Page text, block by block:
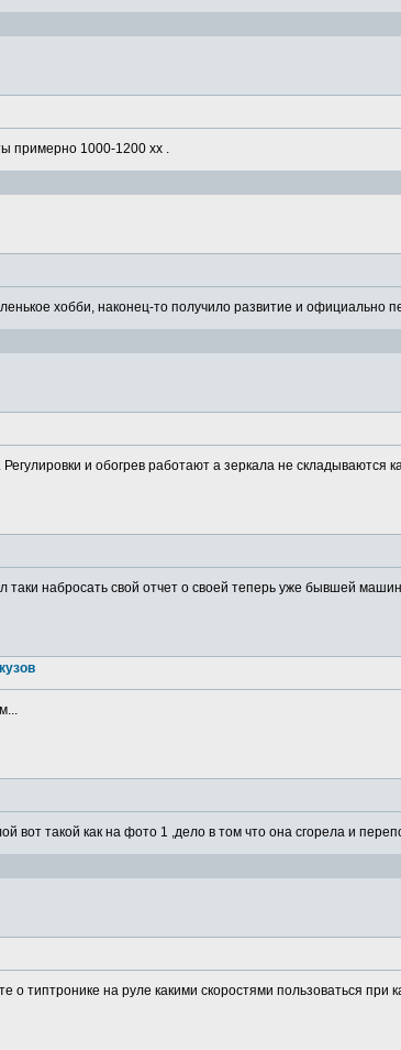
примерно 1000-1200 хх .
хобби, наконец-то получило развитие и официально
и обогрев работают а зеркала не складываются
таки набросать свой отчет о своей теперь уже бывшей
вот такой как на фото 1 ,дело в том что она сгорела и
о типтронике на руле какими скоростями пользоваться при